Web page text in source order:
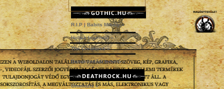
R.I.P | Babits Mihály »
Holtak legendái »
The Creatures »
Dunakömlődi temető »
Omniozis »